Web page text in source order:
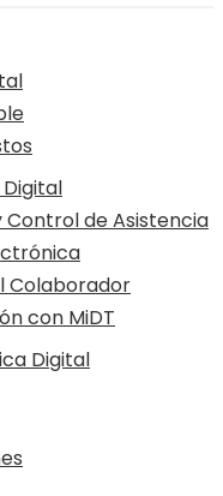
Control de Asistencia
Colaborador
con MiDT
Digital